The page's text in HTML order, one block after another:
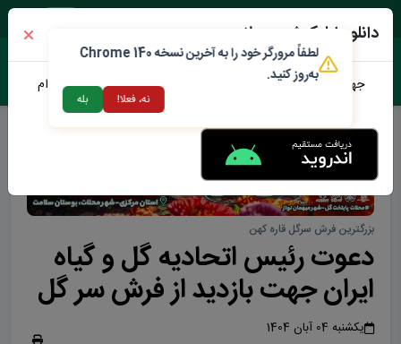
بزرگترین فرش سرگل قاره کهن
دعوت رئیس اتحادیه گل و گیاه
ایران جهت بازدید از فرش سر گل
یکشنبه 04 آبان 1404
دانلود اپلیکیشن محلات من
جهت دانلود نرم افزار محلات من می توانید از طریق لینک زیر اقدام
لطفاً مرورگر خود را به آخرین نسخه Chrome 140
به‌روز کنید.
نه، فعلا! بله